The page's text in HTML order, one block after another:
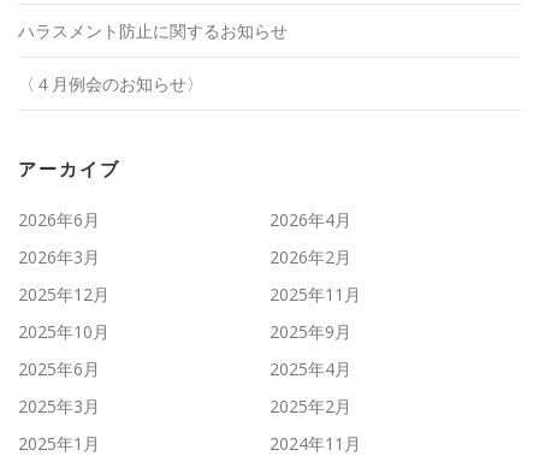
ハラスメント防止に関するお知らせ
〈４月例会のお知らせ〉
アーカイブ
2026年6月
2026年4月
2026年3月
2026年2月
2025年12月
2025年11月
2025年10月
2025年9月
2025年6月
2025年4月
2025年3月
2025年2月
2025年1月
2024年11月